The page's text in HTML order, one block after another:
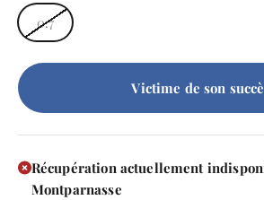
0.7
Victime de son
Récupération actuellement
Montparnasse